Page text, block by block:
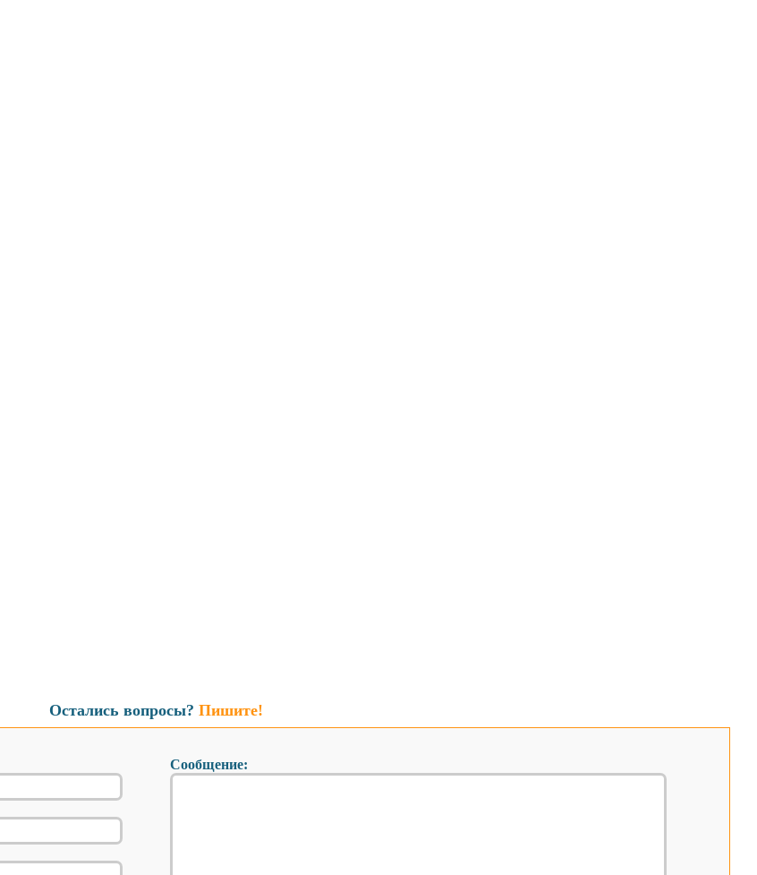
Остались вопросы? Пишите!
Сообщение: